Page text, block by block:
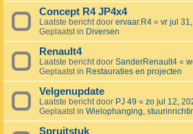
Concept R4 JP4x4
Laatste bericht door ervaar.R4 « vr jul
Geplaatst in Diversen
Renault4
Laatste bericht door SanderRenault4 «
Geplaatst in Restauraties en projecten
Velgenupdate
Laatste bericht door PJ 49 « zo jul 12,
Geplaatst in Wielophanging,
Spruitstuk